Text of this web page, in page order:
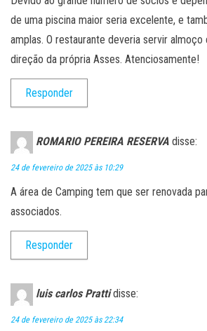
de uma piscina maior seria excelente, e
amplas. O restaurante deveria servir
direção da própria Asses. Atenciosamente!
Responder
ROMARIO PEREIRA RESERVA disse:
24 de fevereiro de 2025 às 10:29
A área de Camping tem que ser renovada
associados.
Responder
luis carlos Pratti disse:
24 de fevereiro de 2025 às 22:34